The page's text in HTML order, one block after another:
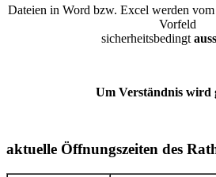
Dateien in Word bzw. Excel werden
Vorfeld
sicherheitsbedingt
Um Verständnis wird
aktuelle Öffnungszeiten des